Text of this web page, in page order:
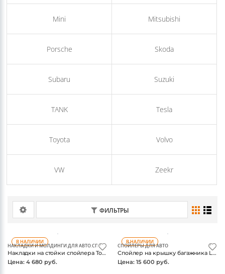
Mazda Mercedes
Mini Mitsubishi
Porsche Skoda
Subaru Suzuki
TANK Tesla
Toyota Volvo
ФИЛЬТРЫ